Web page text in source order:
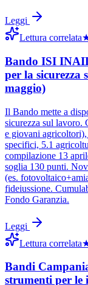
Leggi
Lettura correlata
Bando ISI
per la sicurezza
maggio)
Il Bando mette a
sicurezza sul lavoro.
e giovani
specifici, 5.1
compilazione 13
soglia 130 punti.
(es.
fideiussione.
Fondo Garanzia.
Leggi
Lettura correlata
Bandi
strumenti per le